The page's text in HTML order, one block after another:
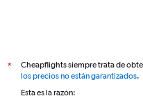
*
Cheapflights siempre trata de
los precios no están garantizados.
Esta es la razón: